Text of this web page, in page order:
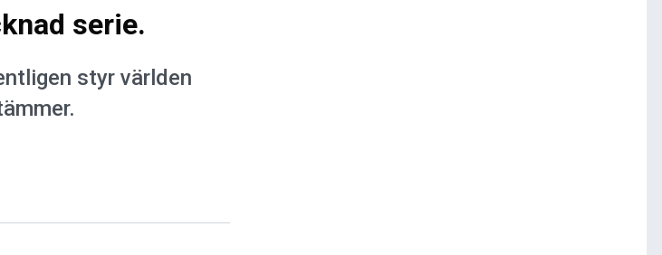
serie.
styr världen